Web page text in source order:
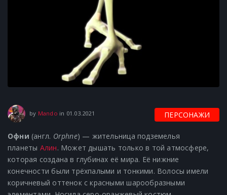
by Mando in 01.03.2021 ПЕРСОНАЖИ
Офни (англ. Orphne) — жительница подземелья
планеты Алин. Может дышать только в той атмосфере,
которая создана в глубинах её мира. Её нижние
конечности были трёхпалыми и тонкими. Волосы имели
коричневый оттенок с красными шарообразными